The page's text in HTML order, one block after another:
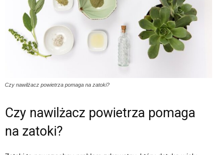
Czy nawilżacz powietrza pomaga na zatoki?
Czy nawilżacz powietrza pomaga
na zatoki?